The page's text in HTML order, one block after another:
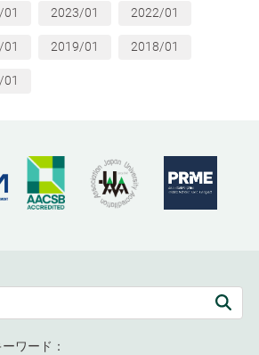
2023/01 2022/01
2019/01 2018/01
ワード：